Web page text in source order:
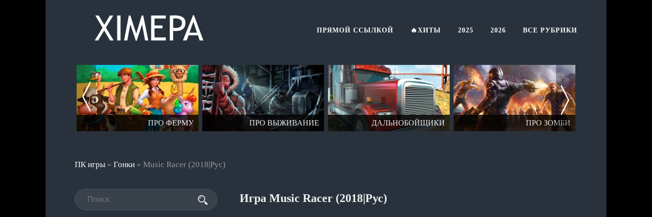
ПРО ФЕРМУ ПРО ВЫЖИВАНИЕ ДАЛЬНОБОЙЩИКИ ПРО ЗОМБИ
ПК игры » Гонки » Music Racer (2018|Рус)
ПРЯМОЙ ССЫЛКОЙ 🔥ХИТЫ 2025 2026 ВСЕ РУБРИКИ
Игра Music Racer (2018|Рус)